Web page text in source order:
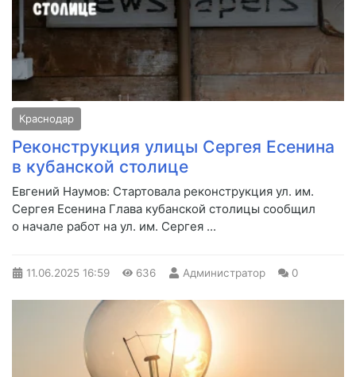
Краснодар
Реконструкция улицы Сергея Есенина
в кубанской столице
Евгений Наумов: Стартовала реконструкция ул. им.
Сергея Есенина Глава кубанской столицы сообщил
о начале работ на ул. им. Сергея ...
11.06.2025 16:59 636 Администратор 0